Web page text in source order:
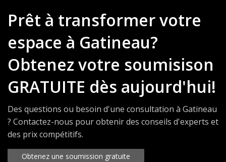
Prêt à transformer votre
espace à Gatineau?
Obtenez votre soumisison
GRATUITE dès aujourd'hui!
Des questions ou besoin d'une consultation à Gatineau
? Contactez-nous pour obtenir des conseils d'experts et
des prix compétitifs.
Obtenez une soumission gratuite